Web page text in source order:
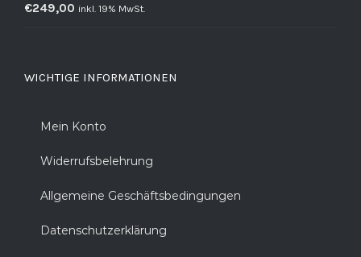
€249,00 inkl. 19% MwSt.
WICHTIGE INFORMATIONEN
Mein Konto
Widerrufsbelehrung
Allgemeine Geschäftsbedingungen
Datenschutzerklärung